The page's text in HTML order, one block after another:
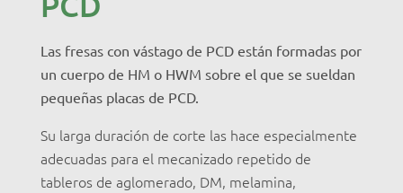
Las fresas con vástago de PCD están formadas por
un cuerpo de HM o HWM sobre el que se sueldan
pequeñas placas de PCD.
Su larga duración de corte las hace especialmente
adecuadas para el mecanizado repetido de
tableros de aglomerado, DM, melamina,